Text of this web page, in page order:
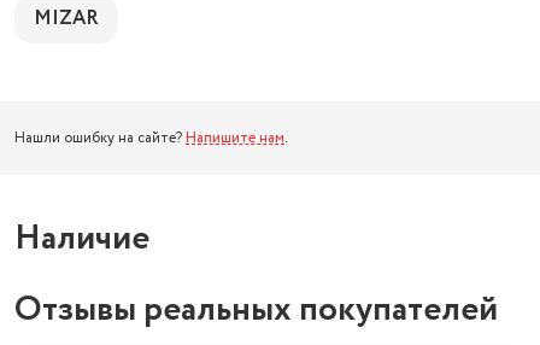
MIZAR
Нашли ошибку на сайте? Напишите нам.
Наличие
Отзывы реальных покупателей